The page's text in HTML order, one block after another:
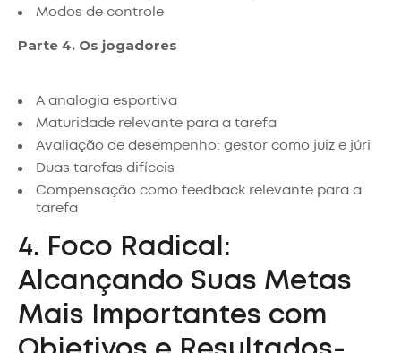
Modos de controle
Parte 4. Os jogadores
A analogia esportiva
Maturidade relevante para a tarefa
Avaliação de desempenho: gestor como juiz e júri
Duas tarefas difíceis
Compensação como feedback relevante para a
tarefa
4. Foco Radical:
Alcançando Suas Metas
Mais Importantes com